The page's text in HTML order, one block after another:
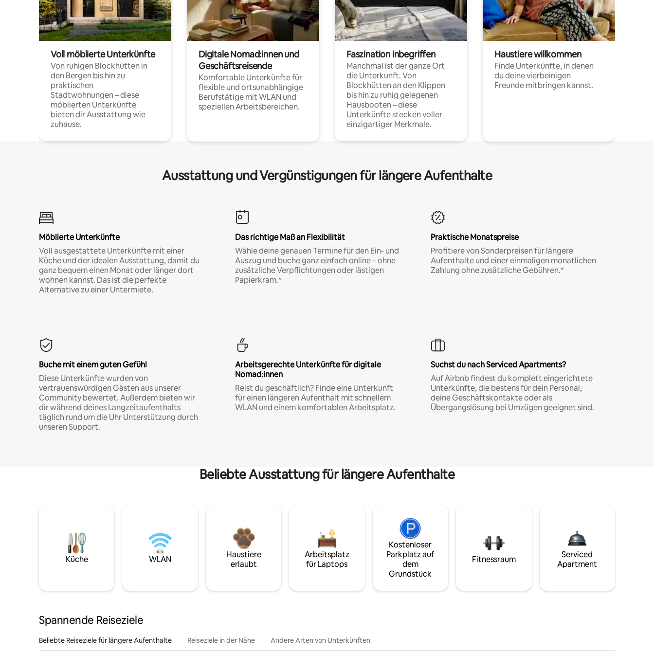
Voll möblierte Unterkünfte
Von ruhigen Blockhütten in
den Bergen bis hin zu
praktischen
Stadtwohnungen – diese
möblierten Unterkünfte
bieten dir Ausstattung wie
zuhause.
Digitale Nomad:innen und
Geschäftsreisende
Komfortable Unterkünfte für
flexible und ortsunabhängige
Berufstätige mit WLAN und
speziellen Arbeitsbereichen.
Faszination inbegriffen
Manchmal ist der ganze Ort
die Unterkunft. Von
Blockhütten an den Klippen
bis hin zu ruhig gelegenen
Hausbooten – diese
Unterkünfte stecken voller
einzigartiger Merkmale.
Haustiere willkommen
Finde Unterkünfte, in denen
du deine vierbeinigen
Freunde mitbringen kannst.
Ausstattung und Vergünstigungen für längere Aufenthalte
Möblierte Unterkünfte
Voll ausgestattete Unterkünfte mit einer
Küche und der idealen Ausstattung, damit du
ganz bequem einen Monat oder länger dort
wohnen kannst. Das ist die perfekte
Alternative zu einer Untermiete.
Das richtige Maß an Flexibilität
Wähle deine genauen Termine für den Ein- und
Auszug und buche ganz einfach online – ohne
zusätzliche Verpflichtungen oder lästigen
Papierkram.*
Praktische Monatspreise
Profitiere von Sonderpreisen für längere
Aufenthalte und einer einmaligen monatlichen
Zahlung ohne zusätzliche Gebühren.*
Buche mit einem guten Gefühl
Diese Unterkünfte wurden von
vertrauenswürdigen Gästen aus unserer
Community bewertet. Außerdem bieten wir
dir während deines Langzeitaufenthalts
täglich rund um die Uhr Unterstützung durch
unseren Support.
Arbeitsgerechte Unterkünfte für digitale
Nomad:innen
Reist du geschäftlich? Finde eine Unterkunft
für einen längeren Aufenthalt mit schnellem
WLAN und einem komfortablen Arbeitsplatz.
Suchst du nach Serviced Apartments?
Auf Airbnb findest du komplett eingerichtete
Unterkünfte, die bestens für dein Personal,
deine Geschäftskontakte oder als
Übergangslösung bei Umzügen geeignet sind.
Beliebte Ausstattung für längere Aufenthalte
Küche WLAN
Haustiere
erlaubt
Arbeitsplatz
für Laptops
Kostenloser
Parkplatz auf
dem
Grundstück
Fitnessraum
Serviced
Apartment
Spannende Reiseziele
Beliebte Reiseziele für längere Aufenthalte Reiseziele in der Nähe Andere Arten von Unterkünften